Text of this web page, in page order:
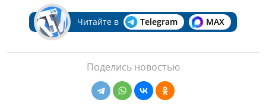
Читайте в Telegram MAX
Поделись новостью